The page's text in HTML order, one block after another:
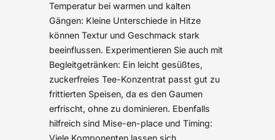
Temperatur bei warmen und kalten
Gängen: Kleine Unterschiede in Hitze
können Textur und Geschmack stark
beeinflussen. Experimentieren Sie auch mit
Begleitgetränken: Ein leicht gesüßtes,
zuckerfreies Tee-Konzentrat passt gut zu
frittierten Speisen, da es den Gaumen
erfrischt, ohne zu dominieren. Ebenfalls
hilfreich sind Mise-en-place und Timing: